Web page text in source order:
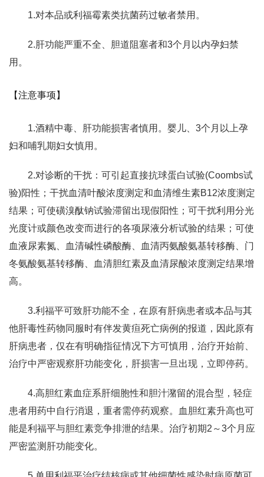
1.对本品或利福霉素类抗菌药过敏者禁用。
2.肝功能严重不全、胆道阻塞者和3个月以内孕妇禁
用。
【注意事项】
1.酒精中毒、肝功能损害者慎用。婴儿、3个月以上孕
妇和哺乳期妇女慎用。
2.对诊断的干扰：可引起直接抗球蛋白试验(Coombs试
验)阳性；干扰血清叶酸浓度测定和血清维生素B12浓度测定
结果；可使磺溴酞钠试验滞留出现假阳性；可干扰利用分光
光度计或颜色改变而进行的各项尿液分析试验的结果；可使
血液尿素氮、血清碱性磷酸酶、血清丙氨酸氨基转移酶、门
冬氨酸氨基转移酶、血清胆红素及血清尿酸浓度测定结果增
高。
3.利福平可致肝功能不全，在原有肝病患者或本品与其
他肝毒性药物同服时有伴发黄疸死亡病例的报道，因此原有
肝病患者，仅在有明确指征情况下方可慎用，治疗开始前、
治疗中严密观察肝功能变化，肝损害一旦出现，立即停药。
4.高胆红素血症系肝细胞性和胆汁潴留的混合型，轻症
患者用药中自行消退，重者需停药观察。血胆红素升高也可
能是利福平与胆红素竞争排泄的结果。治疗初期2～3个月应
严密监测肝功能变化。